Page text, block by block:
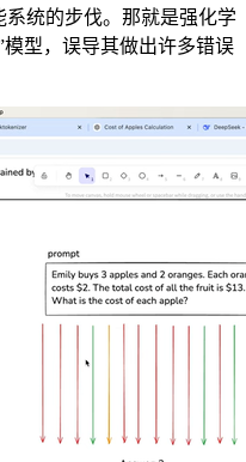
统的步伐。那就是强化学
型，误导其做出许多错误